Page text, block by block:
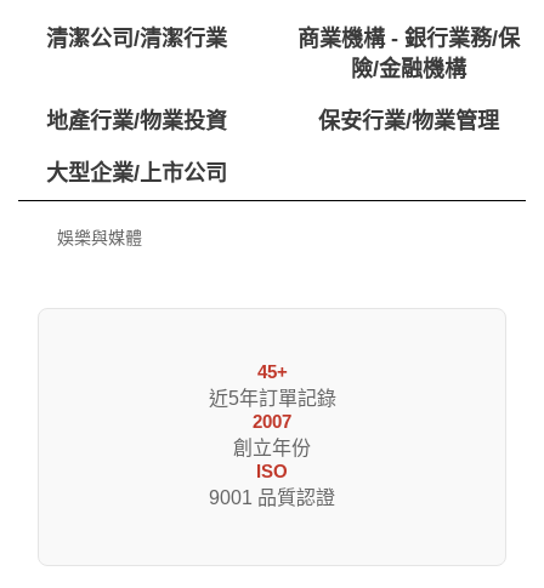
清潔公司/清潔行業
商業機構 - 銀行業務/保
險/金融機構
地產行業/物業投資 保安行業/物業管理
大型企業/上市公司
娛樂與媒體
45+
近5年訂單記錄
2007
創立年份
ISO
9001 品質認證